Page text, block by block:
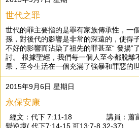
世代之罪
世代的罪主要指的是罪有家族傳承性，一
孫，對後代的影響是非常的深遠的，使得
不好的影響而沾染了祖先的罪甚至“ 發揚”
討。 根據聖經，我們每一個人至今都脫離
果，至今生活在一個充滿了強暴和罪惡的
2015年9月6日 星期日
永保安康
經文：代下 7:11-18 講員：蕭富
變逆境( 代下7:14-15,可13:7-8,32-37)